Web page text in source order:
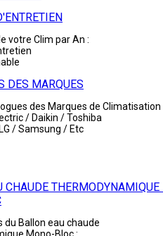
votre Clim par An :
DES MARQUES
des Marques de Climatisation
/ Daikin / Toshiba
/ Samsung / Etc
CHAUDE THERMODYNAMIQUE
du Ballon eau chaude